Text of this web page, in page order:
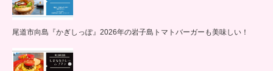
尾道市向島『かぎしっぽ』2026年の岩子島トマトバーガーも美味しい！